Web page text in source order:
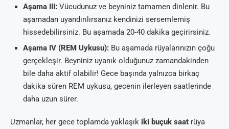
Aşama III: Vücudunuz ve beyniniz tamamen dinlenir. Bu
aşamadan uyandırılırsanız kendinizi sersemlemiş
hissedebilirsiniz. Bu aşamada 20-40 dakika geçirirsiniz.
Aşama IV (REM Uykusu): Bu aşamada rüyalarınızın çoğu
gerçekleşir. Beyniniz uyanık olduğunuz zamandakinden
bile daha aktif olabilir! Gece başında yalnızca birkaç
dakika süren REM uykusu, gecenin ilerleyen saatlerinde
daha uzun sürer.
Uzmanlar, her gece toplamda yaklaşık iki buçuk saat rüya